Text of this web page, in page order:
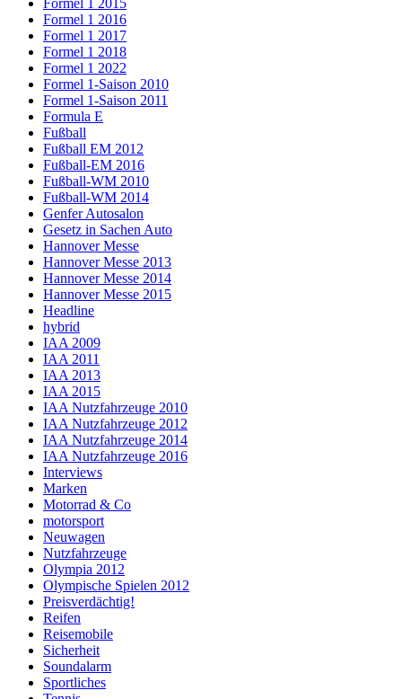
Formel 1 2015
Formel 1 2016
Formel 1 2017
Formel 1 2018
Formel 1 2022
Formel 1-Saison 2010
Formel 1-Saison 2011
Formula E
Fußball
Fußball EM 2012
Fußball-EM 2016
Fußball-WM 2010
Fußball-WM 2014
Genfer Autosalon
Gesetz in Sachen Auto
Hannover Messe
Hannover Messe 2013
Hannover Messe 2014
Hannover Messe 2015
Headline
hybrid
IAA 2009
IAA 2011
IAA 2013
IAA 2015
IAA Nutzfahrzeuge 2010
IAA Nutzfahrzeuge 2012
IAA Nutzfahrzeuge 2014
IAA Nutzfahrzeuge 2016
Interviews
Marken
Motorrad & Co
motorsport
Neuwagen
Nutzfahrzeuge
Olympia 2012
Olympische Spielen 2012
Preisverdächtig!
Reifen
Reisemobile
Sicherheit
Soundalarm
Sportliches